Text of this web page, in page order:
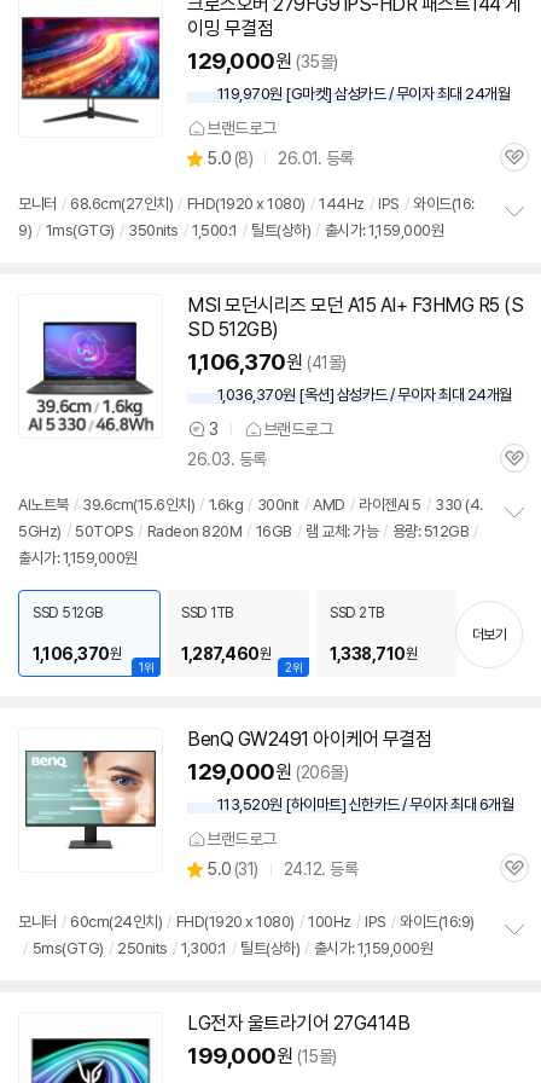
이밍 무결점
129,000원 (35몰)
119,970원 [G마켓] 삼성카드 / 무이자 최대 24개월
브랜드로그
별
점
5.0 (상
리
뷰
8) 26.01. 등록
관
모니터 / 68.6cm(27인치) / FHD(1920 x 1080) / 144Hz / IPS / 와이드(16:
9) / 1ms(GTG) / 350nits / 1,500:1 / 틸트(상하) / 출시가: 1,159,000원
치
MSI 모던시리즈 모던 A15 AI+ F3HMG R5 (S
SD 512GB)
1,106,370원 (41몰)
1,036,370원 [옥션] 삼성카드 / 무이자 최대 24개월
상
품
견
3
브랜드로그
26.03. 등록
관
AI노트북 / 39.6cm(15.6인치) / 1.6kg / 300nit / AMD / 라이젠AI 5 / 330 (4.
5GHz) / 50TOPS / Radeon 820M / 16GB / 램 교체: 가능 / 용량: 512GB /
출시가: 1,159,000원
기
1위
SSD 512GB
1,106,370원
2위
SSD 1TB
1,287,460원
SSD 2TB
1,338,710원
더보기
BenQ GW2491 아이케어 무결점
129,000원 (206몰)
113,520원 [하이마트] 신한카드 / 무이자 최대 6개월
브랜드로그
별
5.0 (상
리
뷰
31) 24.12. 등록
관
모니터 / 60cm(24인치) / FHD(1920 x 1080) / 100Hz / IPS / 와이드(16:9)
/ 5ms(GTG) / 250nits / 1,300:1 / 틸트(상하) / 출시가: 1,159,000원
LG전자 울트라기어 27G414B
199,000원 (15몰)